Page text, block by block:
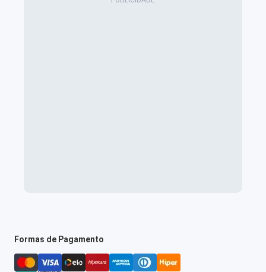
Formas de Pagamento